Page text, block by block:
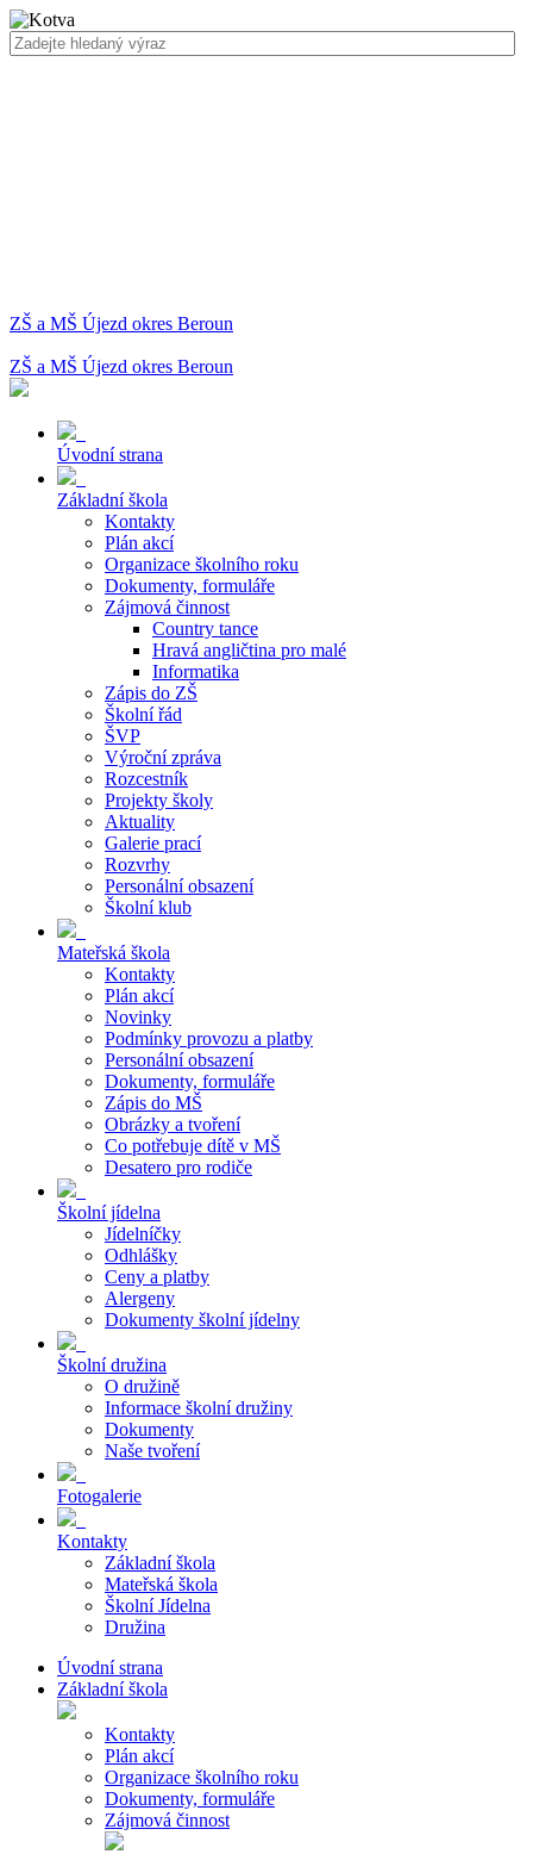
ZŠ a MŠ Újezd okres Beroun
ZŠ a MŠ Újezd okres Beroun
Úvodní strana
Základní škola
Kontakty
Plán akcí
Organizace školního roku
Dokumenty, formuláře
Zájmová činnost
Country tance
Hravá angličtina pro malé
Informatika
Zápis do ZŠ
Školní řád
ŠVP
Výroční zpráva
Rozcestník
Projekty školy
Aktuality
Galerie prací
Rozvrhy
Personální obsazení
Školní klub
Mateřská škola
Kontakty
Plán akcí
Novinky
Podmínky provozu a platby
Personální obsazení
Dokumenty, formuláře
Zápis do MŠ
Obrázky a tvoření
Co potřebuje dítě v MŠ
Desatero pro rodiče
Školní jídelna
Jídelníčky
Odhlášky
Ceny a platby
Alergeny
Dokumenty školní jídelny
Školní družina
O družině
Informace školní družiny
Dokumenty
Naše tvoření
Fotogalerie
Kontakty
Základní škola
Mateřská škola
Školní Jídelna
Družina
Úvodní strana
Základní škola
Kontakty
Plán akcí
Organizace školního roku
Dokumenty, formuláře
Zájmová činnost